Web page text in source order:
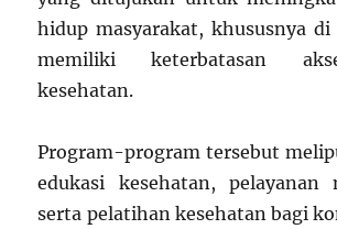
hidup masyarakat, khususnya
memiliki keterbatasan
kesehatan.
Program-program tersebut
edukasi kesehatan, pelayanan
serta pelatihan kesehatan bagi